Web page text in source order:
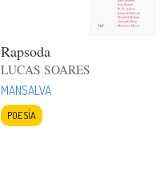
Rapsoda
LUCAS SOARES
MANSALVA
POESÍA